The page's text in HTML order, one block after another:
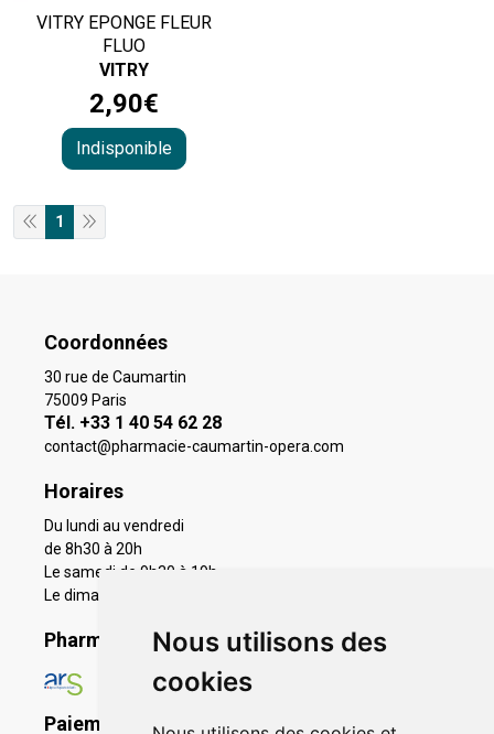
Nous utilisons des
cookies
VITRY EPONGE FLEUR
FLUO
VITRY
2,90€
Indisponible
1
Coordonnées
30 rue de Caumartin
75009 Paris
Tél. +33 1 40 54 62 28
contact@pharmacie-caumartin-opera.com
Horaires
Du lundi au vendredi
de 8h30 à 20h
Le samedi de 9h30 à 19h
Le dimanche 11h à 19h
Pharmacie en ligne agréée
Paiement sécurisé